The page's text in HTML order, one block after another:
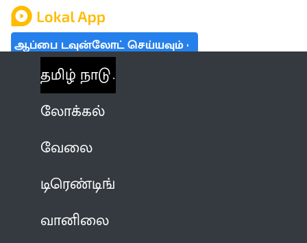
ஆப்பை டவுன்லோட் செய்யவும்
தமிழ் நாடு
லோக்கல்
வேலை
டிரெண்டிங்
வானிலை